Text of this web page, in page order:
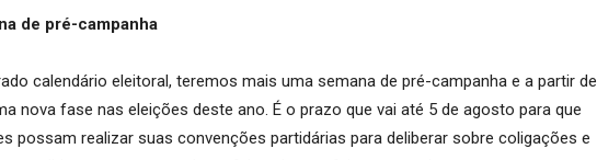
de pré-campanha
calendário eleitoral, teremos mais uma semana de pré-campanha e a partir de
nova fase nas eleições deste ano. É o prazo que vai até 5 de agosto para que
possam realizar suas convenções partidárias para deliberar sobre coligações e